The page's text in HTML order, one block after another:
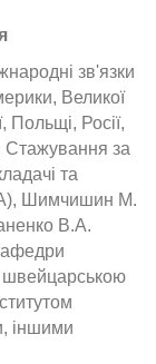
зв'язки
Великої
Польщі, Росії,
Стажування за
та
Шимчишин М.
В.А.
швейцарською
іншими